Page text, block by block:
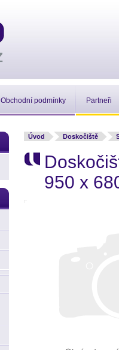
Obchodní podmínky Partneři
Úvod Doskočiště
950 x